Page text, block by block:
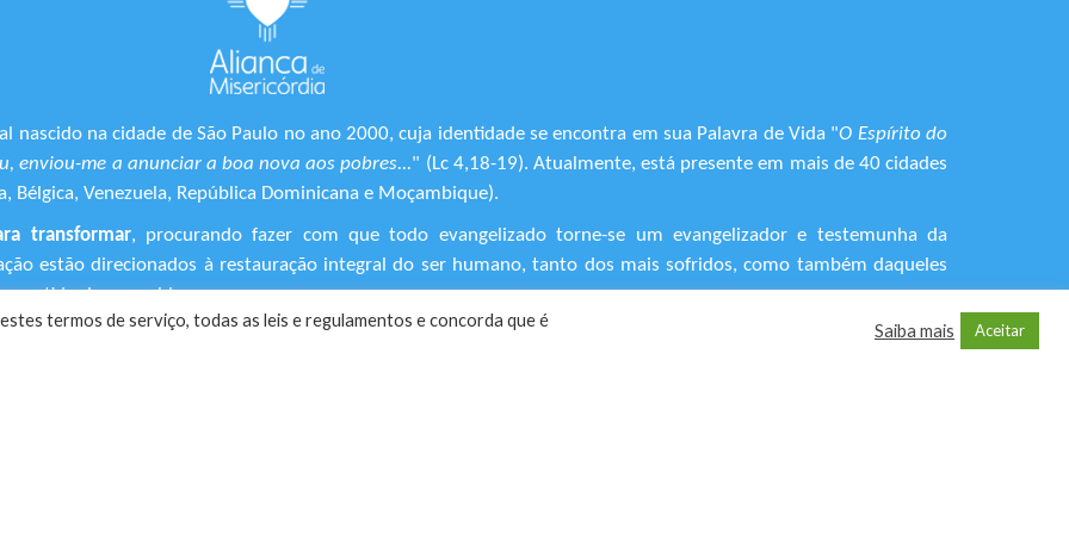
na cidade de São Paulo no ano 2000, cuja identidade se encontra em sua Palavra de Vida "O Espírito do
enviou-me a anunciar a boa nova aos pobres..." (Lc 4,18-19). Atualmente, está presente em mais de 40 cidades
Venezuela, República Dominicana e Moçambique).
transformar, procurando fazer com que todo evangelizado torne-se um evangelizador e testemunha da
estão direcionados à restauração integral do ser humano, tanto dos mais sofridos, como também daqueles
sentido de suas vidas.
termos de serviço, todas as leis e regulamentos ​e concorda que é
Saiba mais Aceitar